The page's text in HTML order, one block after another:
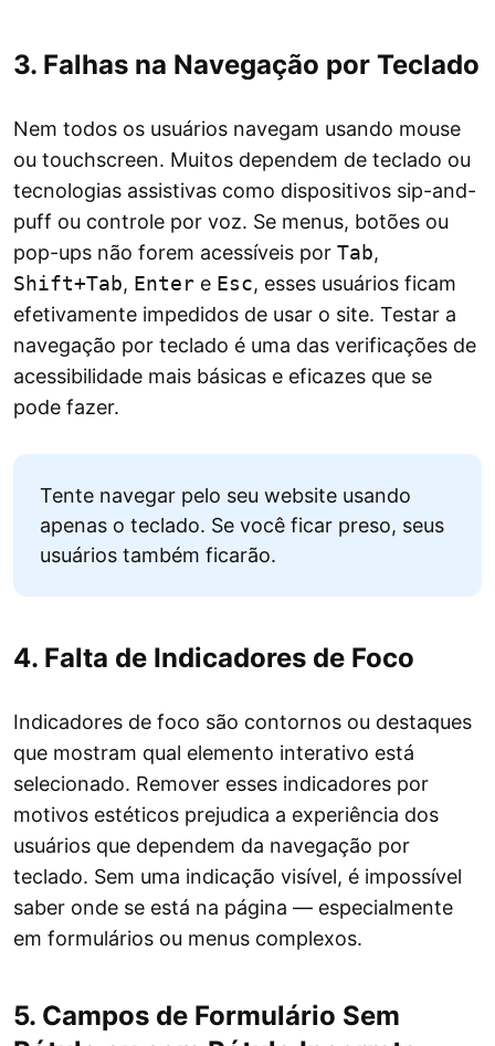
3. Falhas na Navegação por Teclado
Nem todos os usuários navegam usando mouse
ou touchscreen. Muitos dependem de teclado ou
tecnologias assistivas como dispositivos sip-and-
puff ou controle por voz. Se menus, botões ou
pop-ups não forem acessíveis por Tab,
Shift+Tab, Enter e Esc, esses usuários ficam
efetivamente impedidos de usar o site. Testar a
navegação por teclado é uma das verificações de
acessibilidade mais básicas e eficazes que se
pode fazer.
Tente navegar pelo seu website usando
apenas o teclado. Se você ficar preso, seus
usuários também ficarão.
4. Falta de Indicadores de Foco
Indicadores de foco são contornos ou destaques
que mostram qual elemento interativo está
selecionado. Remover esses indicadores por
motivos estéticos prejudica a experiência dos
usuários que dependem da navegação por
teclado. Sem uma indicação visível, é impossível
saber onde se está na página — especialmente
em formulários ou menus complexos.
5. Campos de Formulário Sem